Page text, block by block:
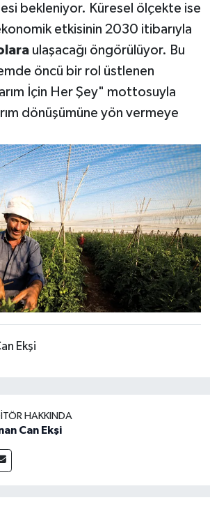
bekleniyor. Küresel ölçekte ise
etkisinin 2030 itibarıyla
ulaşacağı öngörülüyor. Bu
öncü bir rol üstlenen
İçin Her Şey" mottosuyla
dönüşümüne yön vermeye
Ekşi
HAKKINDA
Can Ekşi